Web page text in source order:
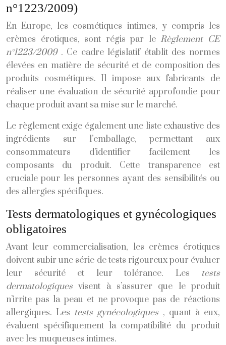
n°1223/2009)
En Europe, les cosmétiques intimes, y compris les
crèmes érotiques, sont régis par le Règlement CE
n°1223/2009 . Ce cadre législatif établit des normes
élevées en matière de sécurité et de composition des
produits cosmétiques. Il impose aux fabricants de
réaliser une évaluation de sécurité approfondie pour
chaque produit avant sa mise sur le marché.
Le règlement exige également une liste exhaustive des
ingrédients sur l’emballage, permettant aux
consommateurs d’identifier facilement les
composants du produit. Cette transparence est
cruciale pour les personnes ayant des sensibilités ou
des allergies spécifiques.
Tests dermatologiques et gynécologiques
obligatoires
Avant leur commercialisation, les crèmes érotiques
doivent subir une série de tests rigoureux pour évaluer
leur sécurité et leur tolérance. Les tests
dermatologiquesvisent à s’assurer que le produit
n’irrite pas la peau et ne provoque pas de réactions
allergiques. Les tests gynécologiques , quant à eux,
évaluent spécifiquement la compatibilité du produit
avec les muqueuses intimes.